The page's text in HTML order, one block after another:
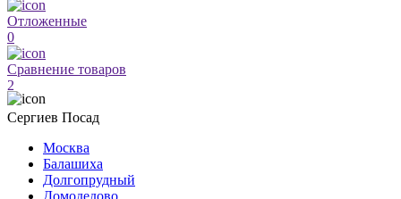
Отложенные
0
Сравнение товаров
2
Сергиев Посад
Москва
Балашиха
Долгопрудный
Домодедово